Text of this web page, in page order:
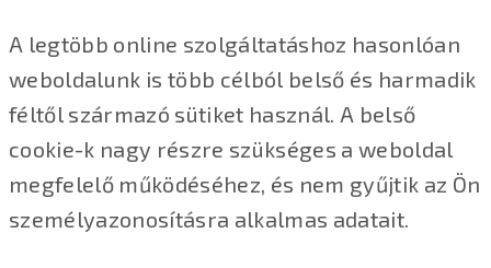
A legtöbb online szolgáltatáshoz hasonlóan
weboldalunk is több célból belső és harmadik
féltől származó sütiket használ. A belső
cookie-k nagy részre szükséges a weboldal
megfelelő működéséhez, és nem gyűjtik az Ön
személyazonosításra alkalmas adatait.